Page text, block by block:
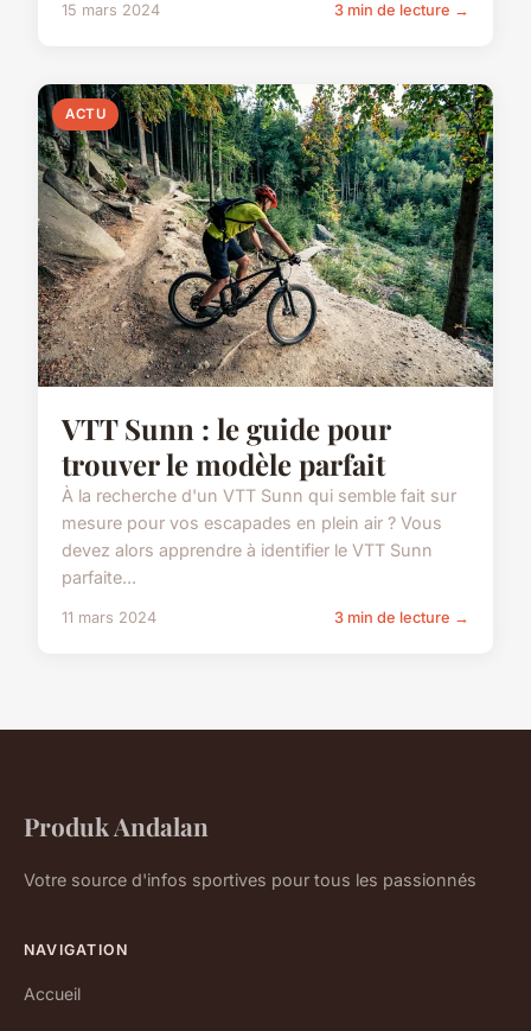
15 mars 2024 3 min de lecture →
ACTU
VTT Sunn : le guide pour
trouver le modèle parfait
À la recherche d'un VTT Sunn qui semble fait sur
mesure pour vos escapades en plein air ? Vous
devez alors apprendre à identifier le VTT Sunn
parfaite...
11 mars 2024 3 min de lecture →
Produk Andalan
Votre source d'infos sportives pour tous les passionnés
NAVIGATION
Accueil